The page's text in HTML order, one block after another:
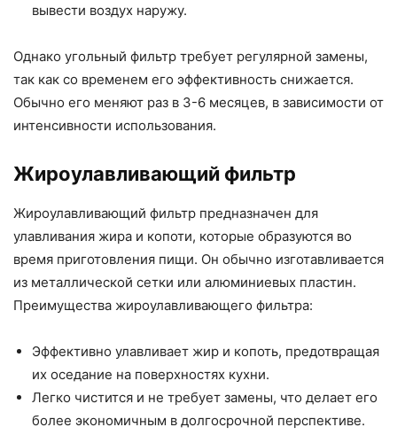
вывести воздух наружу.
Однако угольный фильтр требует регулярной замены,
так как со временем его эффективность снижается.
Обычно его меняют раз в 3-6 месяцев, в зависимости от
интенсивности использования.
Жироулавливающий фильтр
Жироулавливающий фильтр предназначен для
улавливания жира и копоти, которые образуются во
время приготовления пищи. Он обычно изготавливается
из металлической сетки или алюминиевых пластин.
Преимущества жироулавливающего фильтра:
Эффективно улавливает жир и копоть, предотвращая
их оседание на поверхностях кухни.
Легко чистится и не требует замены, что делает его
более экономичным в долгосрочной перспективе.